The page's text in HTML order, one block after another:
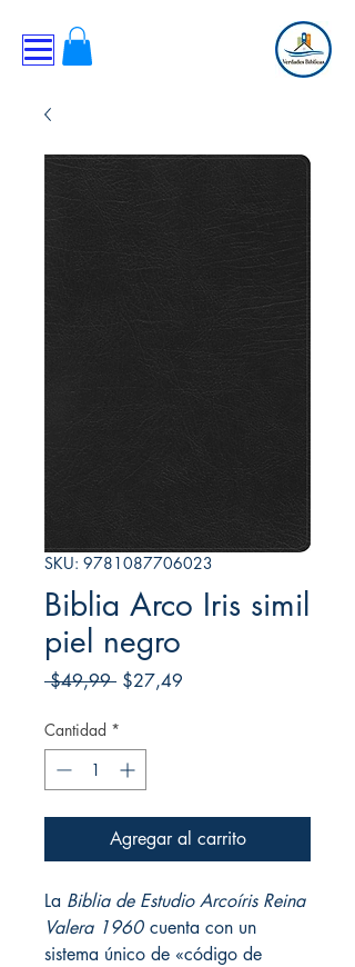
SKU: 9781087706023
Biblia Arco Iris simil
piel negro
$49,99 Precio
$27,49
Cantidad *
Agregar al carrito
La Biblia de Estudio Arcoíris Reina
Valera 1960 cuenta con un
sistema único de «código de